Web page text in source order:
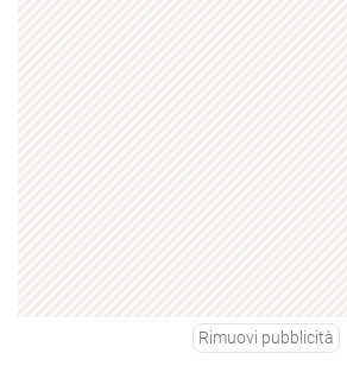
Rimuovi pubblicità